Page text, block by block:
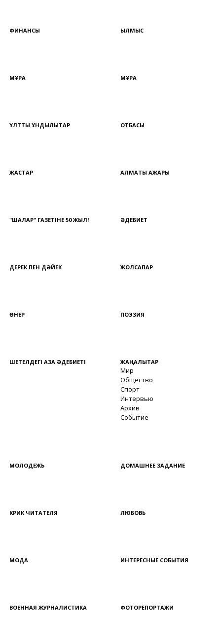
ФИНАНСЫ ҚЫЛМЫС
МҰРА МҰРА
ҰЛТТЫҚ ҚҰНДЫЛЫҚТАР ОТБАСЫ
ЖАСТАР АЛМАТЫ АЖАРЫ
"ШАЛҚАР" ГАЗЕТІНЕ 50 ЖЫЛ! ӘДЕБИЕТ
ДЕРЕК ПЕН ДӘЙЕК ЖОЛСАПАР
ӨНЕР ПОЭЗИЯ
ШЕТЕЛДЕГІ ҚАЗАҚ ӘДЕБИЕТІ ЖАҢАЛЫҚТАР
Мир
Общество
Спорт
Интервью
Архив
Событие
МОЛОДЕЖЬ ДОМАШНЕЕ ЗАДАНИЕ
КРИК ЧИТАТЕЛЯ ЛЮБОВЬ
МОДА ИНТЕРЕСНЫЕ СОБЫТИЯ
ВОЕННАЯ ЖУРНАЛИСТИКА ФОТОРЕПОРТАЖИ